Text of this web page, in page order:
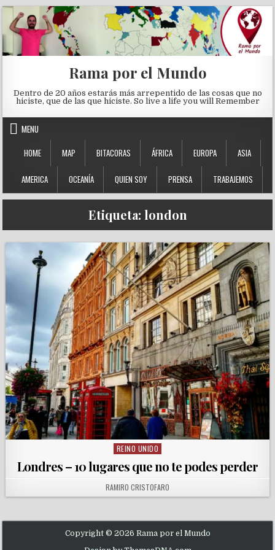
Skip to content
Rama por el Mundo
Dentro de 20 años estarás más arrepentido de las cosas que no
hiciste, que de las que hiciste. So live a life you will Remember
MENU
HOME
MAP BITACORAS ÁFRICA EUROPA ASIA
AMERICA OCEANÍA QUIEN SOY PRENSA TRABAJEMOS
Etiqueta: london
Posted in
REINO UNIDO
Londres – 10 lugares que no te podes perder
AUTHOR:
RAMIRO CRISTOFARO
Copyright © 2026 Rama por el Mundo